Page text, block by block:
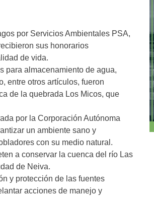
por Servicios Ambientales PSA,
sus honorarios
de vida.
para almacenamiento de agua,
entre otros artículos, fueron
de la quebrada Los Micos, que
por la Corporación Autónoma
un ambiente sano y
con su medio natural.
a conservar la cuenca del río Las
de Neiva.
y protección de las fuentes
acciones de manejo y